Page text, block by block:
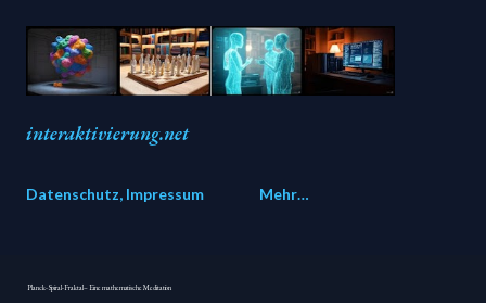
Direkt zum Hauptbereich
interaktivierung.net
Datenschutz, Impressum Mehr…
Planck-Spiral-Fraktal – Eine mathematische Meditation